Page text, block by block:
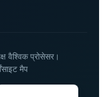
वैश्विक प्रोसेसर।
साइट मैप
German